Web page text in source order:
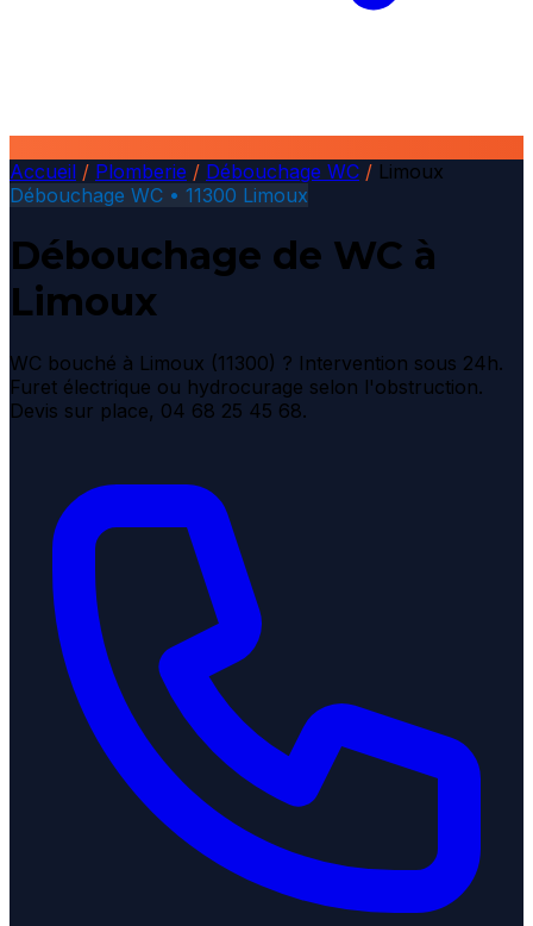
Accueil / Plomberie / Débouchage WC / Limoux
Débouchage WC • 11300 Limoux
Débouchage de WC à
Limoux
WC bouché à Limoux (11300) ? Intervention sous 24h.
Furet électrique ou hydrocurage selon l'obstruction.
Devis sur place, 04 68 25 45 68.